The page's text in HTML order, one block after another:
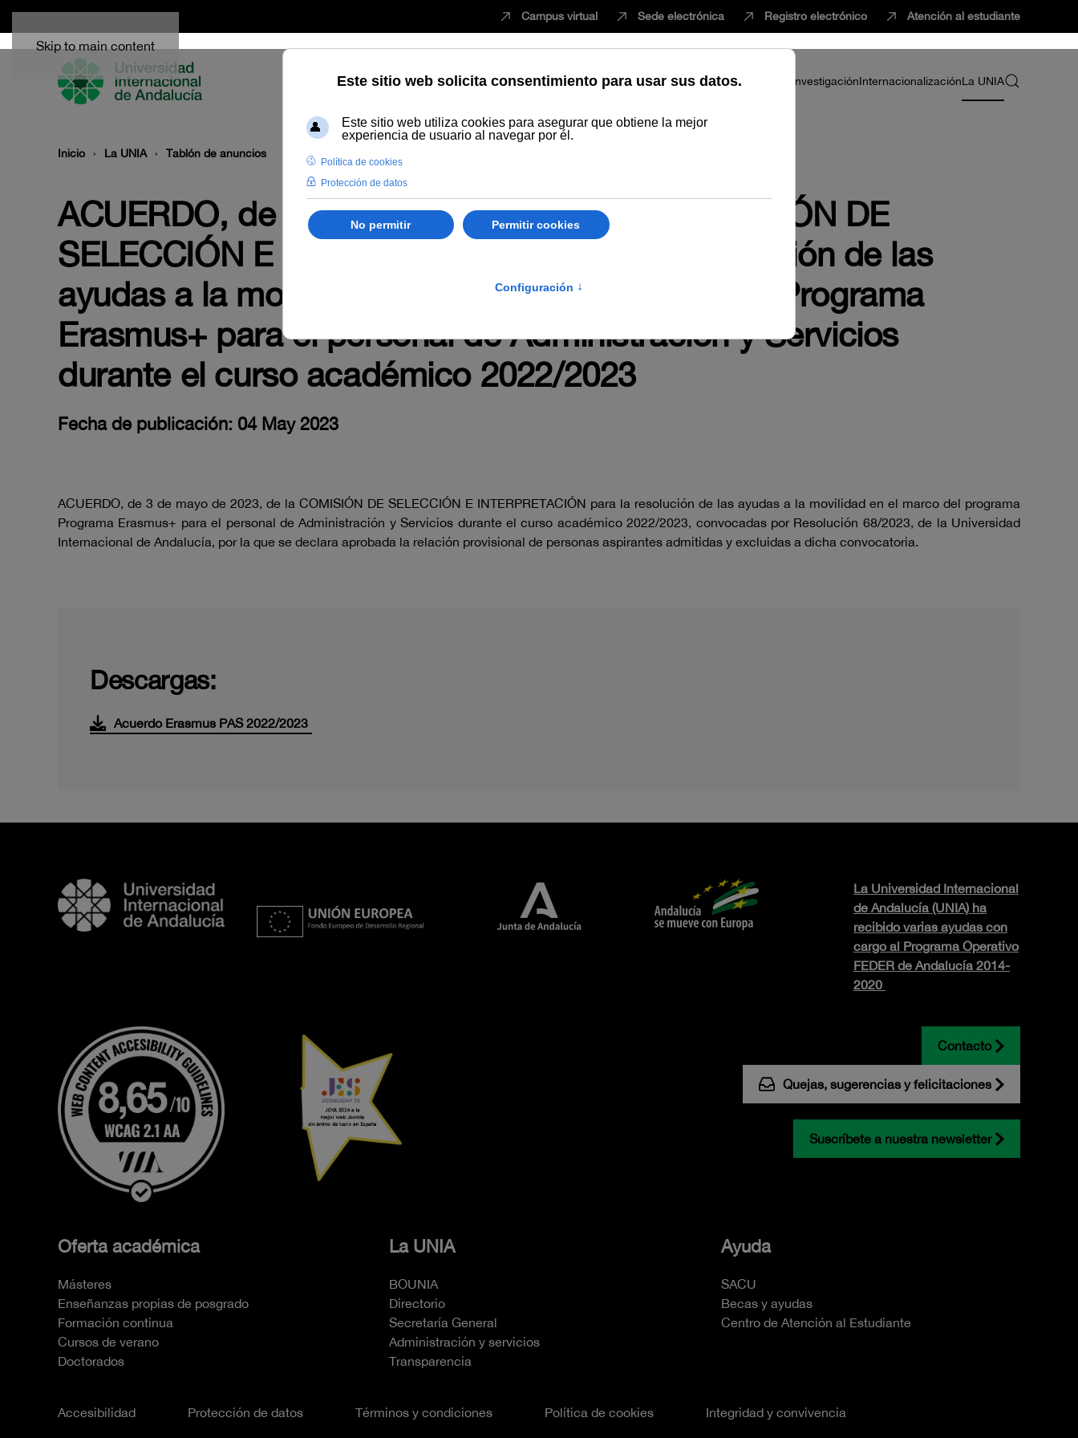
Skip to main content
Campus virtual Sede electrónica Registro electrónico Atención al estudiante
EstudiarInnovaciónVida universitariaProfesorado InvestigaciónInternacionalizaciónLa UNIA
Inicio La UNIA Tablón de anuncios
ACUERDO, de 3 de mayo de 2023, de la COMISIÓN DE
SELECCIÓN E INTERPRETACIÓN para la resolución de las
ayudas a la movilidad en el marco del programa Programa
Erasmus+ para el personal de Administración y Servicios
durante el curso académico 2022/2023
Fecha de publicación: 04 May 2023
ACUERDO, de 3 de mayo de 2023, de la COMISIÓN DE SELECCIÓN E INTERPRETACIÓN para la resolución de las ayudas a la movilidad en el marco del programa
Programa Erasmus+ para el personal de Administración y Servicios durante el curso académico 2022/2023, convocadas por Resolución 68/2023, de la Universidad
Internacional de Andalucía, por la que se declara aprobada la relación provisional de personas aspirantes admitidas y excluidas a dicha convocatoria.
Descargas:
Acuerdo Erasmus PAS 2022/2023
La Universidad Internacional
de Andalucía (UNIA) ha
recibido varias ayudas con
cargo al Programa Operativo
FEDER de Andalucía 2014-
2020
Contacto
Quejas, sugerencias y felicitaciones
Suscríbete a nuestra newsletter
Oferta académica
Másteres
Enseñanzas propias de posgrado
Formación continua
Cursos de verano
Doctorados
La UNIA
BOUNIA
Directorio
Secretaría General
Administración y servicios
Transparencia
Ayuda
SACU
Becas y ayudas
Centro de Atención al Estudiante
Accesibilidad Protección de datos Términos y condiciones Política de cookies Integridad y convivencia